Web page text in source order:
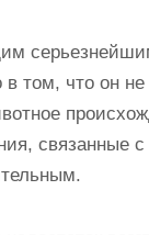
том, что он не
связанные